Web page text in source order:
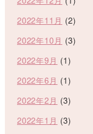
2022年11月 (2)
2022年10月 (3)
2022年9月 (1)
2022年6月 (1)
2022年2月 (3)
2022年1月 (3)